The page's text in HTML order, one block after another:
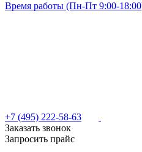
Время работы (Пн-Пт 9:00-
+7 (495) 222-58-63
Заказать звонок
Запросить прайс